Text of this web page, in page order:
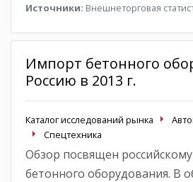
Источники: Внешнеторговая
Импорт бетонного
Россию в 2013 г.
Каталог исследований рынка
Спецтехника
Обзор посвящен
бетонного оборудования. В